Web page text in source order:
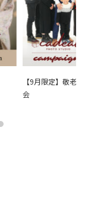
【9月限定】敬老の
会